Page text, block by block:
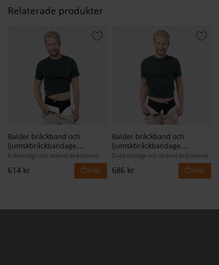
Relaterade produkter
Balder bråckband och
ljumskbråckbandage,
enkelsidigt
Enkelsidigt och diskret bråckband.
614 kr
Lägg till i favoriter
Balder bråckband och
ljumskbråckbandage,
dubbelsidigt
Dubbelsidigt och diskret bråckband.
686 kr